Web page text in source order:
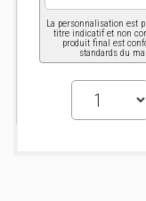
La personnalisation est
titre indicatif et non
produit final est
standards du